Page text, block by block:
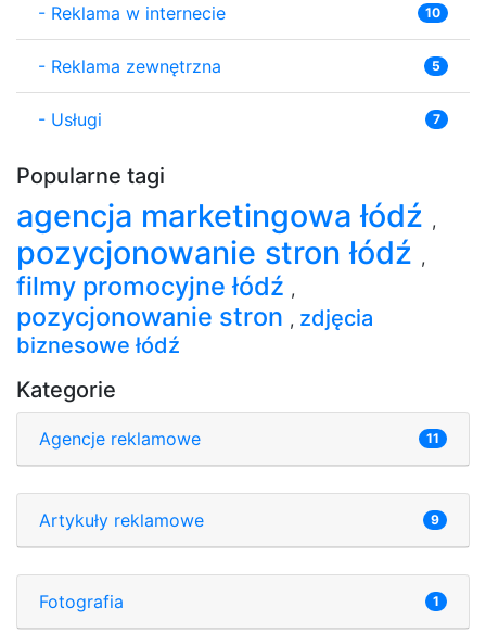
- Reklama w internecie 10
- Reklama zewnętrzna 5
- Usługi 7
Popularne tagi
agencja marketingowa łódź ,
pozycjonowanie stron łódź ,
filmy promocyjne łódź ,
pozycjonowanie stron , zdjęcia
biznesowe łódź
Kategorie
Agencje reklamowe 11
Artykuły reklamowe 9
Fotografia 1